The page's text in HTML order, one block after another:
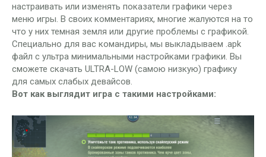
настраивать или изменять показатели графики через
меню игры. В своих комментариях, многие жалуются на то
что у них темная земля или другие проблемы с графикой.
Специально для вас командиры, мы выкладываем .apk
файл с ультра минимальными настройками графики. Вы
сможете скачать ULTRA-LOW (самою низкую) графику
для самых слабых девайсов.
Вот как выглядит игра с такими настройками: